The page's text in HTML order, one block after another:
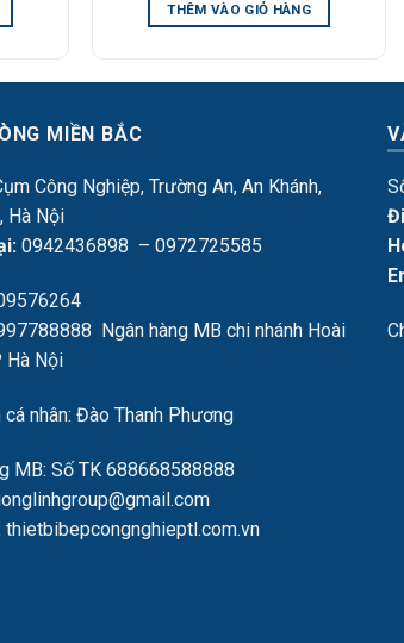
THÊM VÀO GIỎ HÀNG
MIỀN BẮC
Công Nghiệp, Trường An, An Khánh,
Hà Nội
0942436898 – 0972725585
Ngân hàng MB chi nhánh Hoài
Nội
cá nhân: Đào Thanh Phương
MB: Số TK 688668588888
thietbibepcongnghieptl.com.vn